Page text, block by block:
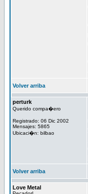
Volver arriba
perturk
Querido compa�ero
Registrado: 06 Dic 2002
Mensajes: 5865
Ubicaci�n: bilbao
Volver arriba
Love Metal